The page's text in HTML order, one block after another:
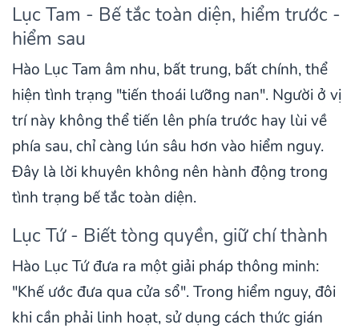
Lục Tam - Bế tắc toàn diện, hiểm trước -
hiểm sau
Hào Lục Tam âm nhu, bất trung, bất chính, thể
hiện tình trạng "tiến thoái lưỡng nan". Người ở vị
trí này không thể tiến lên phía trước hay lùi về
phía sau, chỉ càng lún sâu hơn vào hiểm nguy.
Đây là lời khuyên không nên hành động trong
tình trạng bế tắc toàn diện.
Lục Tứ - Biết tòng quyền, giữ chí thành
Hào Lục Tứ đưa ra một giải pháp thông minh:
"Khế ước đưa qua cửa sổ". Trong hiểm nguy, đôi
khi cần phải linh hoạt, sử dụng cách thức gián